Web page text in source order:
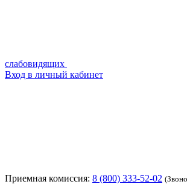
слабовидящих
Вход в личный кабинет
Приемная комиссия: 8 (800) 333-52-02